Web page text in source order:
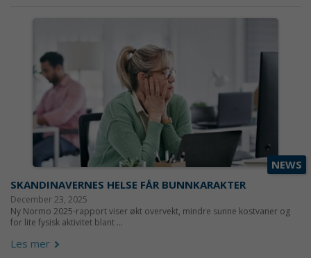
NEWS
SKANDINAVERNES HELSE FÅR BUNNKARAKTER
December 23, 2025
Ny Normo 2025-rapport viser økt overvekt, mindre sunne kostvaner og
for lite fysisk aktivitet blant ...
Les mer